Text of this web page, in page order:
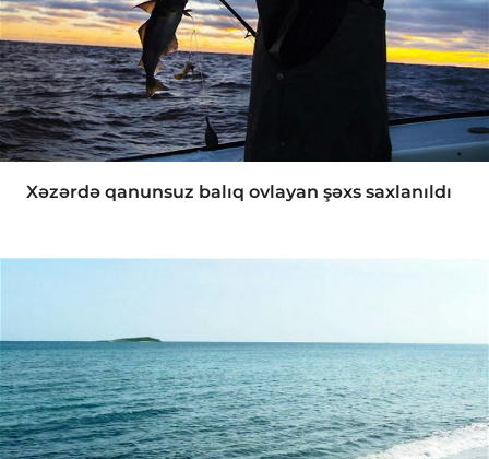
Xəzərdə qanunsuz balıq ovlayan şəxs saxlanıldı